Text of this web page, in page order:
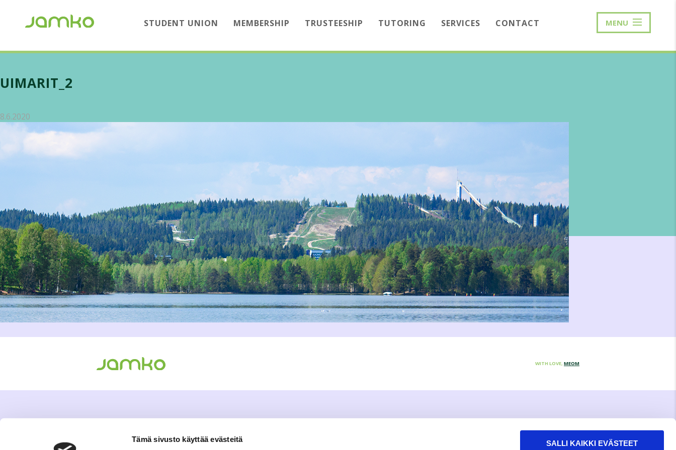
Tämä sivusto käyttää evästeitä SALLI KAIKKI EVÄSTEET
STUDENT UNION MEMBERSHIP TRUSTEESHIP TUTORING SERVICES CONTACT MENU
UIMARIT_2
8.6.2020
WITH LOVE, MEOM